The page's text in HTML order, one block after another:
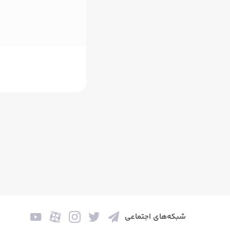
شبکه‌های اجتماعی